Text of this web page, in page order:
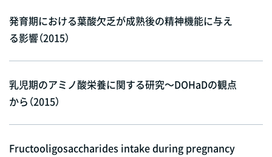
発育期における葉酸欠乏が成熟後の精神機能に与え
る影響（2015）
乳児期のアミノ酸栄養に関する研究～DOHaDの観点
から（2015）
Fructooligosaccharides intake during pregnancy